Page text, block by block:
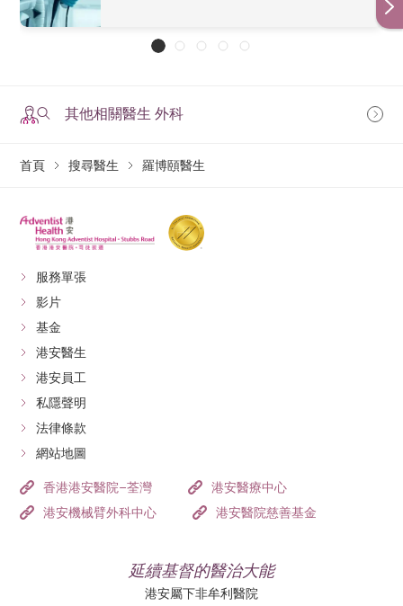
其他相關醫生 外科
首頁 搜尋醫生 羅博頤醫生
服務單張
影片
基金
港安醫生
港安員工
私隱聲明
法律條款
網站地圖
香港港安醫院–荃灣
港安醫療中心
港安機械臂外科中心
港安醫院慈善基金
延續基督的醫治大能
港安屬下非牟利醫院